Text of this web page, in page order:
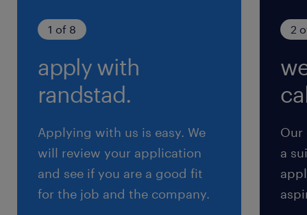
時）団体扱い・建築士等の資格試験費用を当社規
定により補助（合格時）、建築士等の受験講座提
携割引 、新宿住友クリニックでの内科・歯科の
診療・投薬料無料（健康保険適用範囲内）※社員
のみ、人間ドック費用補助・インフルエンザ予防
接種費用補助（年1回）
休日休暇
週休2日制（部署により曜日は異なる）
1 of 8
apply with
randstad.
Applying with us is easy. We
will review your application
and see if you are a good fit
for the job and the company.
2
Our
a